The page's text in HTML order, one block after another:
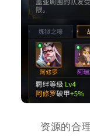
资源的合